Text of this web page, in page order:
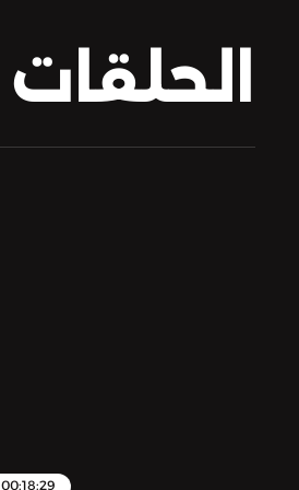
الحلقات
00:18:29